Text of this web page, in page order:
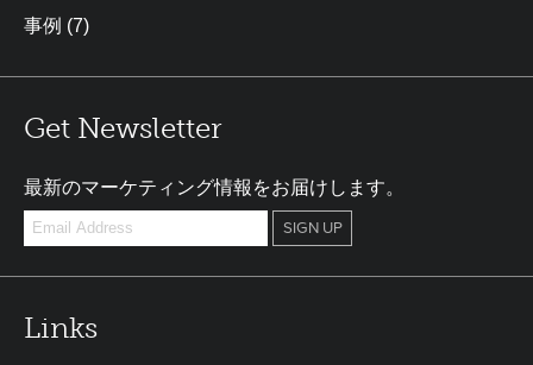
事例 (7)
Get Newsletter
最新のマーケティング情報をお届けします。
Links